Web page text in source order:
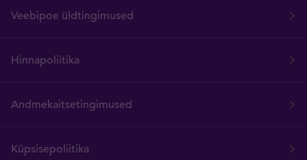
Veebipoe üldtingimused
Hinnapoliitika
Andmekaitsetingimused
Küpsisepoliitika